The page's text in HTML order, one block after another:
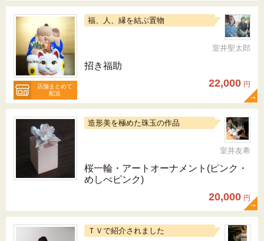
店舗まとめて
配送
福、人、縁を結ぶ置物
室井聖太郎
招き福助
22,000 円
造形美を極めた珠玉の作品
室井友希
桜一輪・アートオーナメント(ピンク・
めしべピンク)
20,000 円
ＴＶで紹介されました